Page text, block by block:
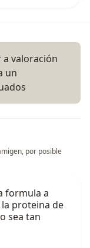
a valoración
un
por posible
formula a
proteina de
sea tan